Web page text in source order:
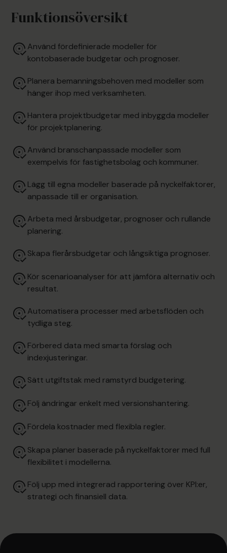
Funktionsöversikt
Använd fördefinierade modeller för
kontobaserade budgetar och prognoser.
Planera bemanningsbehoven med modeller som
hänger ihop med verksamheten.
Hantera projektbudgetar med inbyggda modeller
för projektplanering.
Använd branschanpassade modeller som
exempelvis för fastighetsbolag och kommuner.
Lägg till egna modeller baserade på nyckelfaktorer,
anpassade till er organisation.
Arbeta med årsbudgetar, prognoser och rullande
planering.
Skapa flerårsbudgetar och långsiktiga prognoser.
Kör scenarioanalyser för att jämföra alternativ och
resultat.
Automatisera processer med arbetsflöden och
tydliga steg.
Förbered data med smarta förslag och
indexjusteringar.
Sätt utgiftstak med ramstyrd budgetering.
Följ ändringar enkelt med versionshantering.
Fördela kostnader med flexibla regler.
Skapa planer baserade på nyckelfaktorer med full
flexibilitet i modellerna.
Följ upp med integrerad rapportering över KPI:er,
strategi och finansiell data.